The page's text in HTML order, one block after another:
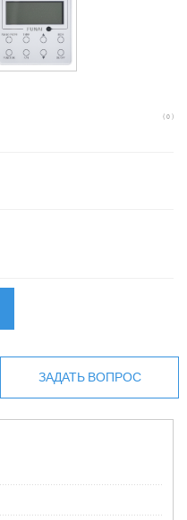
( 0 )
ЗАДАТЬ ВОПРОС